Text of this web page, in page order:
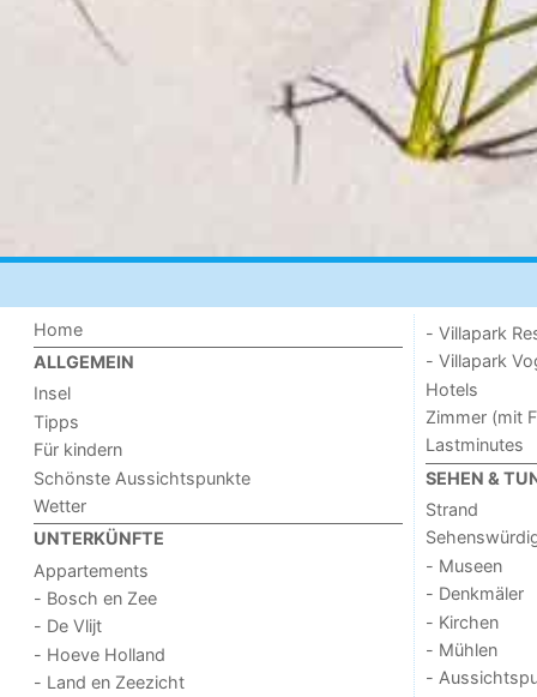
Home
ALLGEMEIN
Insel
Tipps
Für kindern
Schönste Aussichtspunkte
Wetter
UNTERKÜNFTE
Appartements
- Bosch en Zee
- De Vlijt
- Hoeve Holland
- Land en Zeezicht
- Villapark
- Villapark
Hotels
Zimmer (mit
Lastminutes
SEHEN &
Strand
- Museen
- Denkmäler
- Kirchen
- Mühlen
-